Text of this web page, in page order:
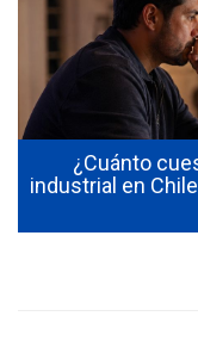
¿Cuánto
industrial en